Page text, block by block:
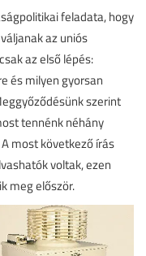
feladata, hogy
az uniós
az első lépés:
és milyen gyorsan
szerint
tennénk néhány
most következő írás
voltak, ezen
meg először.